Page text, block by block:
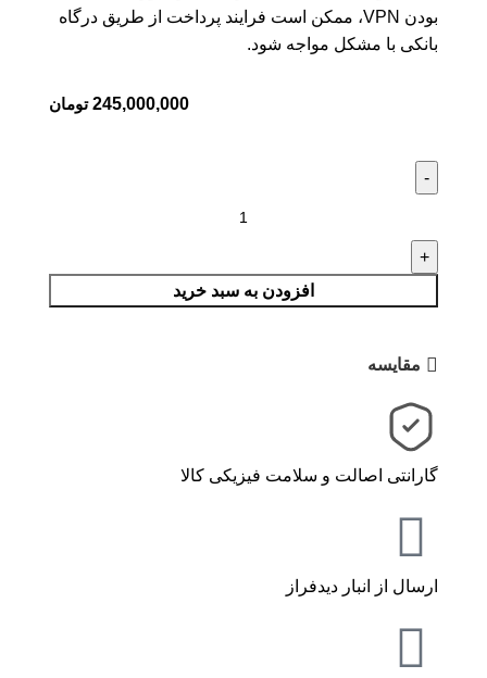
بودن VPN، ممکن است فرایند پرداخت از طریق درگاه
بانکی با مشکل مواجه شود.
245,000,000 تومان
افزودن به سبد خرید
مقایسه
گارانتی اصالت و سلامت فیزیکی کالا
ارسال از انبار دیدفراز